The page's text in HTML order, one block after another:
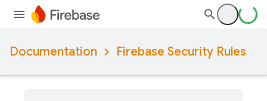
Documentation Firebase Security Rules